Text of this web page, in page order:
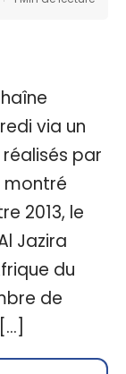
via un
par
montré
2013, le
Jazira
du
de